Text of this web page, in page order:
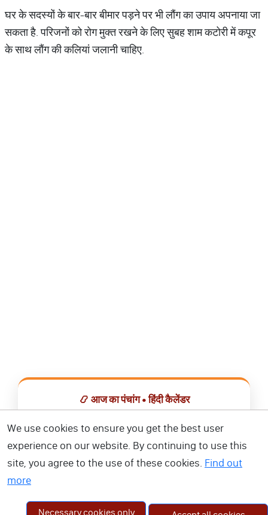
घर के सदस्यों के बार-बार बीमार पड़ने पर भी लौंग का उपाय अपनाया जा
सकता है. परिजनों को रोग मुक्त रखने के लिए सुबह शाम कटोरी में कपूर
के साथ लौंग की कलियां जलानी चाहिए.
📿 आज का पंचांग • हिंदी कैलेंडर
📅 हिंदी कैलेंडर ऐप डाउनलोड करें
We use cookies to ensure you get the best user
experience on our website. By continuing to use this
site, you agree to the use of these cookies. Find out
more
Necessary cookies only